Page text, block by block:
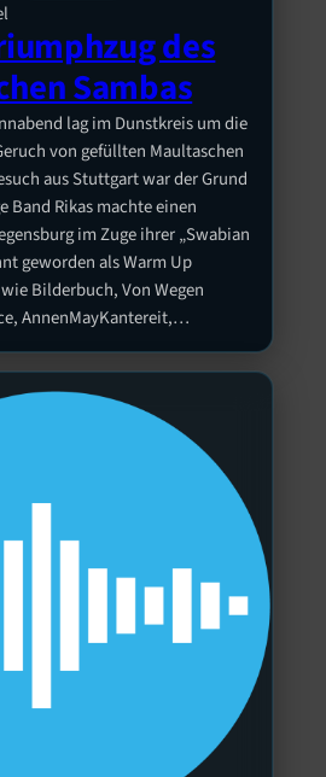
des
Sambas
lag im Dunstkreis um die
von gefüllten Maultaschen
aus Stuttgart war der Grund
Band Rikas machte einen
im Zuge ihrer „Swabian
geworden als Warm Up
Bilderbuch, Von Wegen
AnnenMayKantereit,…